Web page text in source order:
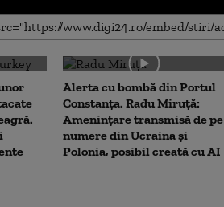
Alerta cu bombă din Portul
Constanța. Radu Miruță:
Amenințare transmisă de pe
numere din Ucraina și
Polonia, posibil creată cu AI